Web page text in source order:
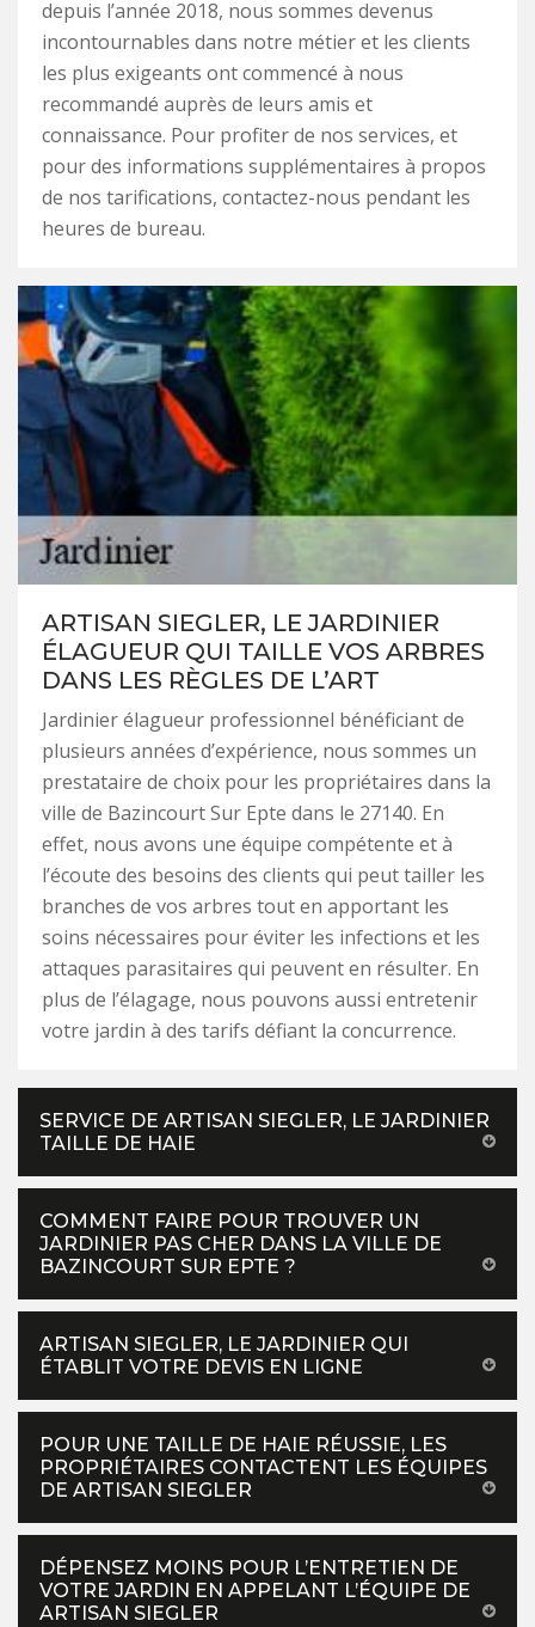
depuis l’année 2018, nous sommes devenus
incontournables dans notre métier et les clients
les plus exigeants ont commencé à nous
recommandé auprès de leurs amis et
connaissance. Pour profiter de nos services, et
pour des informations supplémentaires à propos
de nos tarifications, contactez-nous pendant les
heures de bureau.
ARTISAN SIEGLER, LE JARDINIER
ÉLAGUEUR QUI TAILLE VOS ARBRES
DANS LES RÈGLES DE L’ART
Jardinier élagueur professionnel bénéficiant de
plusieurs années d’expérience, nous sommes un
prestataire de choix pour les propriétaires dans la
ville de Bazincourt Sur Epte dans le 27140. En
effet, nous avons une équipe compétente et à
l’écoute des besoins des clients qui peut tailler les
branches de vos arbres tout en apportant les
soins nécessaires pour éviter les infections et les
attaques parasitaires qui peuvent en résulter. En
plus de l’élagage, nous pouvons aussi entretenir
votre jardin à des tarifs défiant la concurrence.
SERVICE DE ARTISAN SIEGLER, LE JARDINIER
TAILLE DE HAIE
COMMENT FAIRE POUR TROUVER UN
JARDINIER PAS CHER DANS LA VILLE DE
BAZINCOURT SUR EPTE ?
ARTISAN SIEGLER, LE JARDINIER QUI
ÉTABLIT VOTRE DEVIS EN LIGNE
POUR UNE TAILLE DE HAIE RÉUSSIE, LES
PROPRIÉTAIRES CONTACTENT LES ÉQUIPES
DE ARTISAN SIEGLER
DÉPENSEZ MOINS POUR L’ENTRETIEN DE
VOTRE JARDIN EN APPELANT L’ÉQUIPE DE
ARTISAN SIEGLER